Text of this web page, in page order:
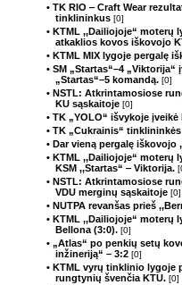
• TK RIO ‒ Craft Wear
tinklininkus [0]
• KTML ,,Dailiojoje“ moterų
atkaklios kovos iškovojo
• KTML MIX lygoje pergalę
• SM „Startas“–4 „Viktorija“
„Startas“–5 komandą. [0]
• NSTL: Atkrintamosiose
KU sąskaitoje [0]
• TK „YOLO“ išvykoje
• TK „Cukrainis“
• Dar vieną pergalę
• KTML ,,Dailiojoje“ moterų
KSM ,,Startas“ ‒ Viktorija.
• NSTL: Atkrintamosiose
VDU merginų sąskaitoje [0]
• NUTPA revanšas prieš
• KTML ,,Dailiojoje“ moterų
Bellona (3:0). [0]
• „Atlas“ po penkių setų
inžineriją“ – 3:2 [0]
• KTML vyrų tinklinio lygoje
rungtynių švenčia KTU. [0]